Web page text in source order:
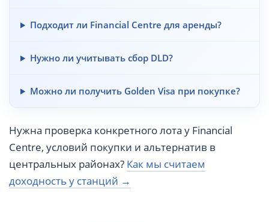
Подходит ли Financial Centre для аренды?
Нужно ли учитывать сбор DLD?
Можно ли получить Golden Visa при покупке?
Нужна проверка конкретного лота у Financial
Centre, условий покупки и альтернатив в
центральных районах? Как мы считаем
доходность у станций →